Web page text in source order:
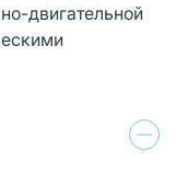
двигательной